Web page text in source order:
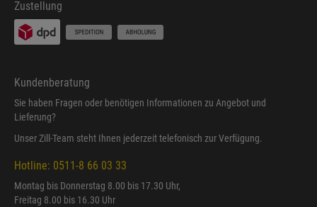
Zustellung
Kundenberatung
Sie haben Fragen oder benötigen Informationen zu Angebot und
Lieferung?
Unser Zill-Team steht Ihnen jederzeit telefonisch zur Verfügung.
Hotline: 0511-8 66 03 33
Montag bis Donnerstag 8.00 bis 17.30 Uhr,
Freitag 8.00 bis 16.30 Uhr